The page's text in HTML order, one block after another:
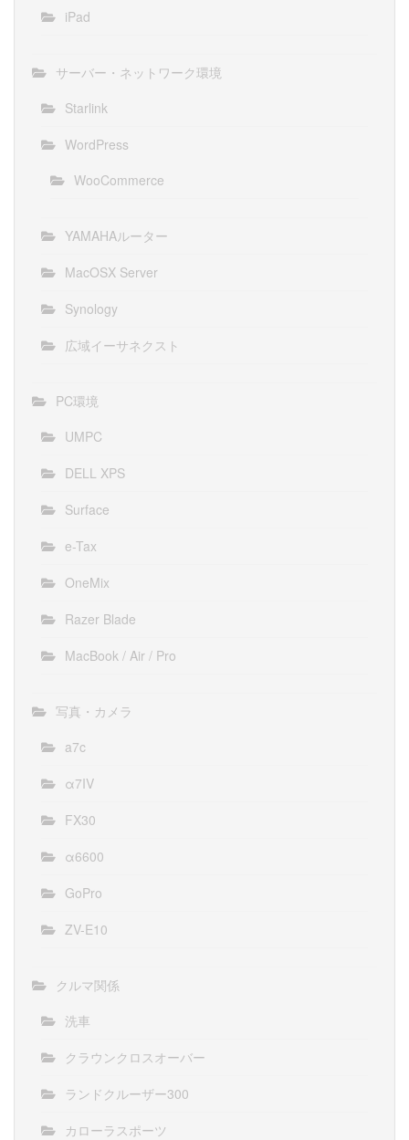
iPad
サーバー・ネットワーク環境
Starlink
WordPress
WooCommerce
YAMAHAルーター
MacOSX Server
Synology
広域イーサネクスト
PC環境
UMPC
DELL XPS
Surface
e-Tax
OneMix
Razer Blade
MacBook / Air / Pro
写真・カメラ
a7c
α7IV
FX30
α6600
GoPro
ZV-E10
クルマ関係
洗車
クラウンクロスオーバー
ランドクルーザー300
カローラスポーツ